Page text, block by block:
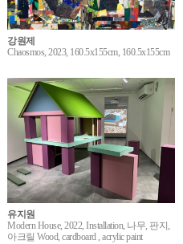
강원제
Chaosmos, 2023, 160.5x155cm, 160.5x155cm
유지원
Modern House, 2022, Installation, 나무, 판지,
아크릴 Wood, cardboard , acrylic paint